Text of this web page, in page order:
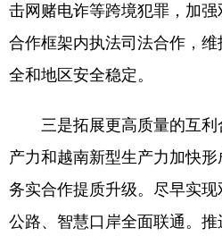
击网赌电诈等跨境犯罪，加
合作框架内执法司法合作，
全和地区安全稳定。
三是拓展更高质量的互利
产力和越南新型生产力加快
务实合作提质升级。尽早实
公路、智慧口岸全面联通。